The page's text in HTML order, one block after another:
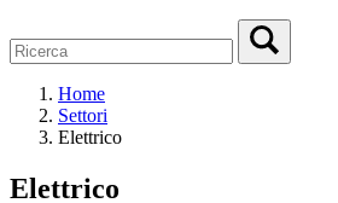
Home
Settori
Elettrico
Elettrico